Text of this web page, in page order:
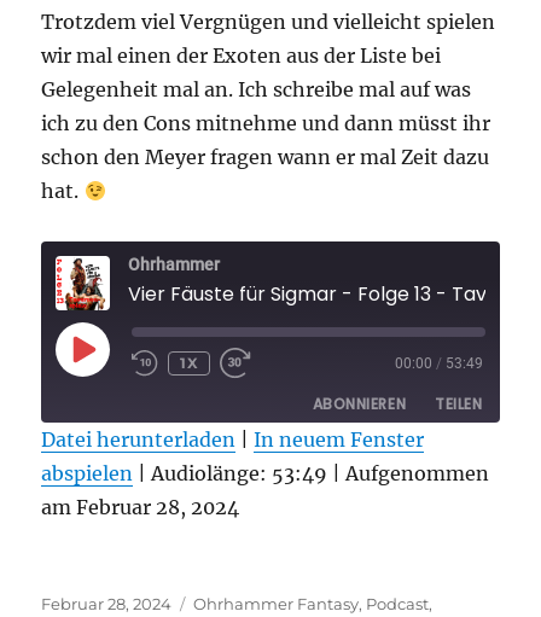
Trotzdem viel Vergnügen und vielleicht spielen
wir mal einen der Exoten aus der Liste bei
Gelegenheit mal an. Ich schreibe mal auf was
ich zu den Cons mitnehme und dann müsst ihr
schon den Meyer fragen wann er mal Zeit dazu
hat.
Ohrhammer
PLAY
EPISODE
1X 00:00 / 53:49
ABONNIEREN TEILEN
RSS FEED
TEILEN
LINK
Datei herunterladen |In neuem Fenster
abspielen |Audiolänge: 53:49 |Aufgenommen
am Februar 28, 2024
Veröffentlicht
Februar 28, 2024 Kategorien
Ohrhammer Fantasy, Podcast,